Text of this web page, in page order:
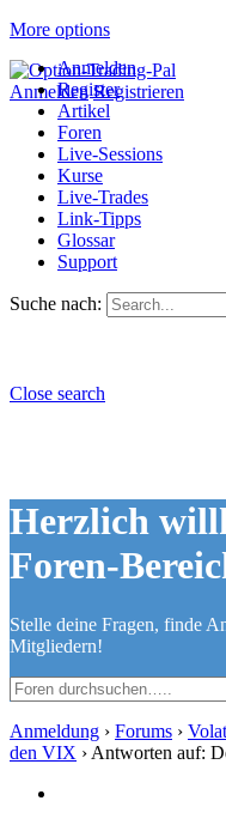
More options
Anmelden Registrieren
Anmelden
Register
Artikel
Foren
Live-Sessions
Kurse
Live-Trades
Link-Tipps
Glossar
Support
Suche nach:
Close search
Herzlich
Foren-
Stelle deine Fragen, finde
Mitgliedern!
Anmeldung › Forums ›
den VIX › Antworten auf: